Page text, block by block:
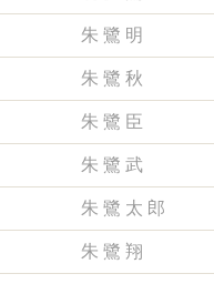
朱 鷺 明
朱 鷺 秋
朱 鷺 臣
朱 鷺 武
朱 鷺 太 郎
朱 鷺 翔